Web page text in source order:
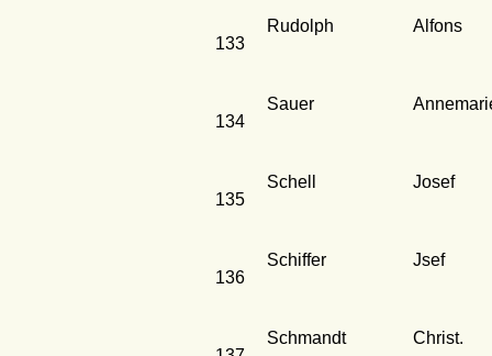
133
Rudolph Alfons
134
Sauer
135
Schell Josef
136
Schiffer Jsef
Schmandt Christ.